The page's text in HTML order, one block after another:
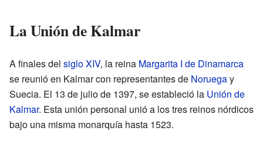
La Unión de Kalmar
A finales del siglo XIV, la reina Margarita I de Dinamarca
se reunió en Kalmar con representantes de Noruegay
Suecia. El 13 de julio de 1397, se estableció la Unión de
Kalmar. Esta unión personal unió a los tres reinos nórdicos
bajo una misma monarquía hasta 1523.